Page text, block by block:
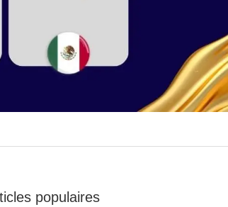
populaires